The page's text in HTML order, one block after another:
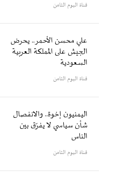
قناة اليوم الثامن
علي محسن الأحمر.. يحرض
الجيش على المملكة العربية
السعودية
قناة اليوم الثامن
اليمنيون إخوة.. والانفصال
شأن سياسي لا يفرّق بين
الناس
قناة اليوم الثامن